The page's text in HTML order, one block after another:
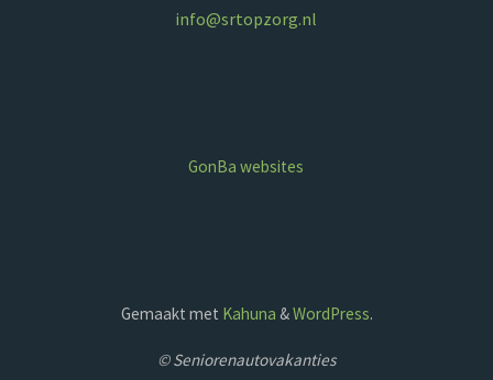
info@srtopzorg.nl
GonBa websites
Gemaakt met Kahuna &WordPress.
© Seniorenautovakanties